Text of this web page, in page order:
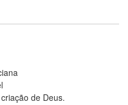
de Deus.